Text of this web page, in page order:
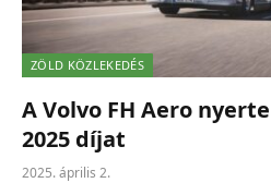
ZÖLD KÖZLEKEDÉS
A Volvo FH Aero
2025 díjat
2025. április 2.